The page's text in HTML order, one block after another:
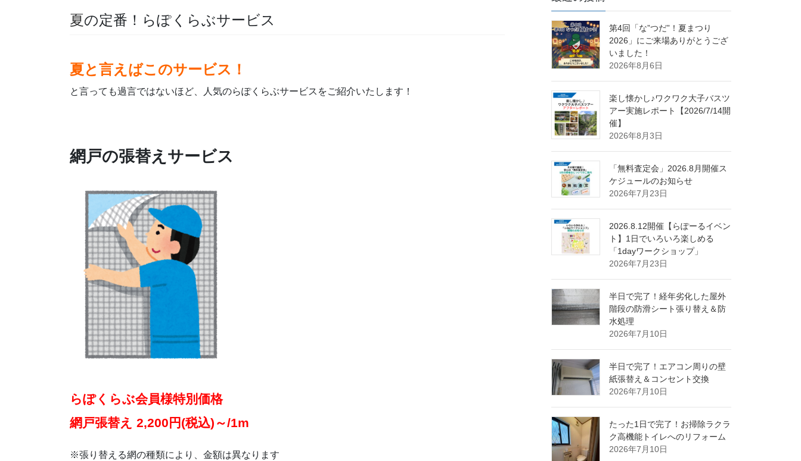
夏の定番！らぽくらぶサービス
夏と言えばこのサービス！
と言っても過言ではないほど、人気のらぽくらぶサービスをご紹介いたします！
網戸の張替えサービス
らぽくらぶ会員様特別価格
網戸張替え 2,200円(税込)～/1m
※張り替える網の種類により、金額は異なります
第4回「な”つだ”！夏まつり
2026」にご来場ありがとうござ
いました！
2026年8月6日
楽し懐かし♪ワクワク大子バスツ
アー実施レポート【2026/7/14開
催】
2026年8月3日
「無料査定会」2026.8月開催ス
ケジュールのお知らせ
2026年7月23日
2026.8.12開催【らぽーるイベン
ト】1日でいろいろ楽しめる
「1dayワークショップ」
2026年7月23日
半日で完了！経年劣化した屋外
階段の防滑シート張り替え＆防
水処理
2026年7月10日
半日で完了！エアコン周りの壁
紙張替え＆コンセント交換
2026年7月10日
たった1日で完了！お掃除ラクラ
ク高機能トイレへのリフォーム
2026年7月10日